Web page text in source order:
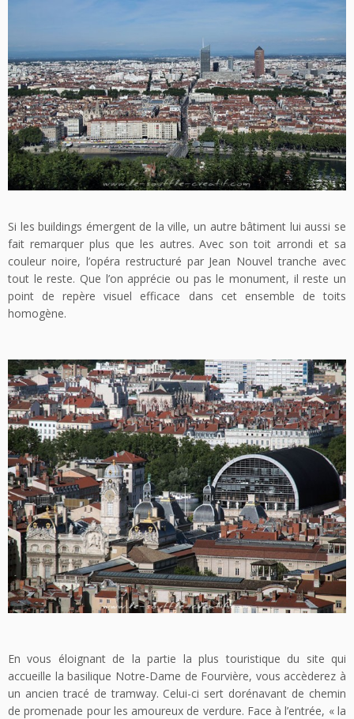
Si les buildings émergent de la ville, un autre bâtiment lui aussi se
fait remarquer plus que les autres. Avec son toit arrondi et sa
couleur noire, l’opéra restructuré par Jean Nouvel tranche avec
tout le reste. Que l’on apprécie ou pas le monument, il reste un
point de repère visuel efficace dans cet ensemble de toits
homogène.
En vous éloignant de la partie la plus touristique du site qui
accueille la basilique Notre-Dame de Fourvière, vous accèderez à
un ancien tracé de tramway. Celui-ci sert dorénavant de chemin
de promenade pour les amoureux de verdure. Face à l’entrée, « la